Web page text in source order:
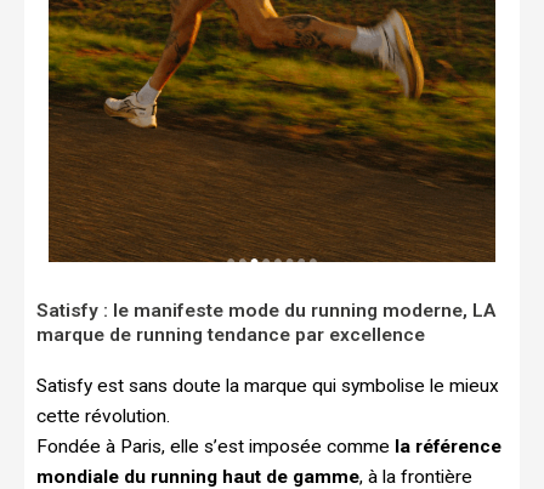
Satisfy : le manifeste mode du running moderne, LA
marque de running tendance par excellence
Satisfy est sans doute la marque qui symbolise le mieux
cette révolution.
Fondée à Paris, elle s’est imposée comme la référence
mondiale du running haut de gamme, à la frontière